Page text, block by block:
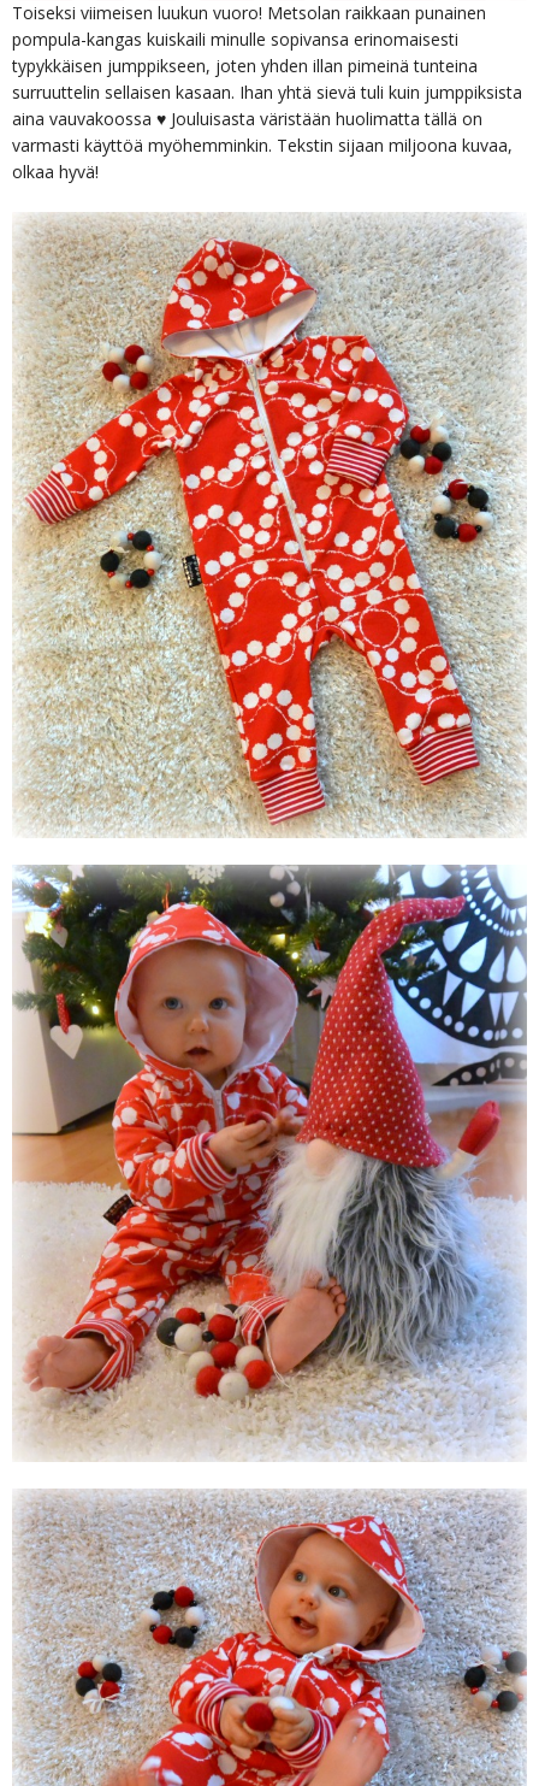
Toiseksi viimeisen luukun vuoro! Metsolan raikkaan punainen
pompula-kangas kuiskaili minulle sopivansa erinomaisesti
typykkäisen jumppikseen, joten yhden illan pimeinä tunteina
surruuttelin sellaisen kasaan. Ihan yhtä sievä tuli kuin jumppiksista
aina vauvakoossa ♥ Jouluisasta väristään huolimatta tällä on
varmasti käyttöä myöhemminkin. Tekstin sijaan miljoona kuvaa,
olkaa hyvä!